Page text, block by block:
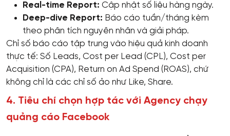
Real-time Report: Cập nhật số liệu hàng ngày.
Deep-dive Report: Báo cáo tuần/tháng kèm
theo phân tích nguyên nhân và giải pháp.
Chỉ số báo cáo tập trung vào hiệu quả kinh doanh
thực tế: Số Leads, Cost per Lead (CPL), Cost per
Acquisition (CPA), Return on Ad Spend (ROAS), chứ
không chỉ là các chỉ số ảo như Like, Share.
4. Tiêu chí chọn hợp tác với Agency chạy
quảng cáo Facebook